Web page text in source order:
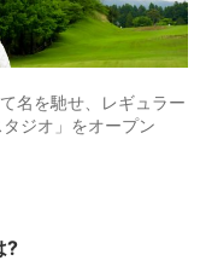
名を馳せ、レギュラー
ジオ」をオープン
?